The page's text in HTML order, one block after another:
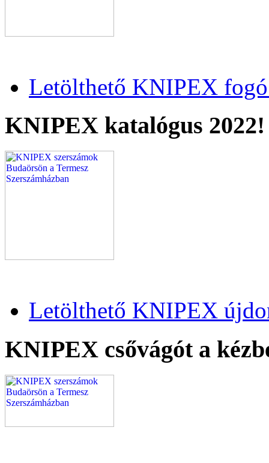
Letölthető KNIPEX fogó
KNIPEX katalógus 2022!
Letölthető KNIPEX
KNIPEX csővágót a